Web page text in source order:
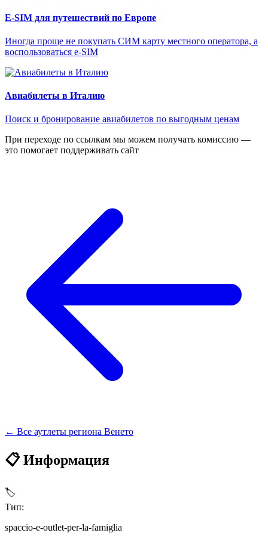
E-SIM для путешествий по Европе
Иногда проще не покупать СИМ карту местного оператора, а
воспользоваться e-SIM
Авиабилеты в Италию
Поиск и бронирование авиабилетов по выгодным ценам
При переходе по ссылкам мы можем получать комиссию —
это помогает поддерживать сайт
← Все аутлеты региона Венето
📋 Информация
🏷
Тип:
spaccio-e-outlet-per-la-famiglia